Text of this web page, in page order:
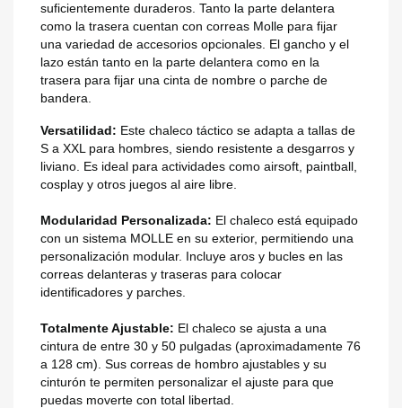
suficientemente duraderos. Tanto la parte delantera
como la trasera cuentan con correas Molle para fijar
una variedad de accesorios opcionales. El gancho y el
lazo están tanto en la parte delantera como en la
trasera para fijar una cinta de nombre o parche de
bandera.
Versatilidad: Este chaleco táctico se adapta a tallas de
S a XXL para hombres, siendo resistente a desgarros y
liviano. Es ideal para actividades como airsoft, paintball,
cosplay y otros juegos al aire libre.
Modularidad Personalizada: El chaleco está equipado
con un sistema MOLLE en su exterior, permitiendo una
personalización modular. Incluye aros y bucles en las
correas delanteras y traseras para colocar
identificadores y parches.
Totalmente Ajustable: El chaleco se ajusta a una
cintura de entre 30 y 50 pulgadas (aproximadamente 76
a 128 cm). Sus correas de hombro ajustables y su
cinturón te permiten personalizar el ajuste para que
puedas moverte con total libertad.